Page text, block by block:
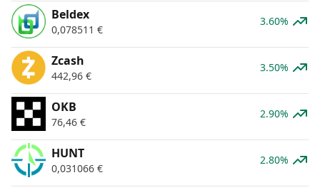
Beldex
0,078511 €
3.60%
Zcash
442,96 €
3.50%
OKB
76,46 €
2.90%
HUNT
0,031066 €
2.80%